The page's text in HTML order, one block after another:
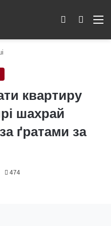
Пошук
Switch skin
квартиру
шахрай
ґратами за
474